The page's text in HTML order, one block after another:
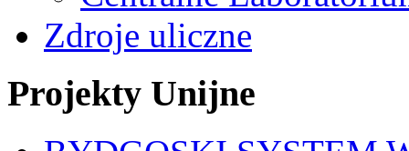
Zdroje uliczne
Projekty Unijne